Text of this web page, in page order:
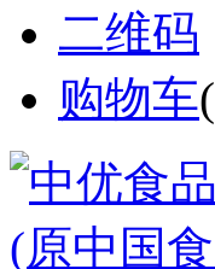
二维码
购物车(